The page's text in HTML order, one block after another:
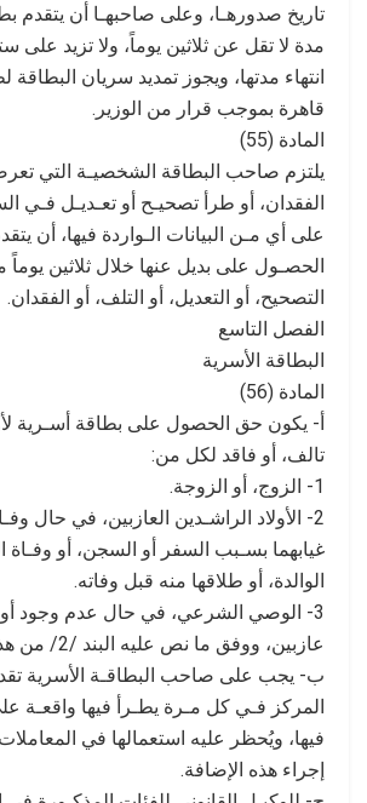
تاريخ صدورهـا، وعلى صاحبهـا أن يتقدم
مدة لا تقل عن ثلاثين يوماً، ولا تزيد على
انتهاء مدتها، ويجوز تمديد سريان
قاهرة بموجب قرار من الوزير.
المادة (55)
يلتزم صاحب البطاقة الشخصيـة التي
الفقدان، أو طرأ تصحيـح أو تعـديـل فـي
على أي مـن البيانات الـواردة فيها، أن
الحصـول على بديل عنها خلال ثلاثين
التصحيح، أو التعديل، أو التلف، أو الفقدان.
الفصل التاسع
البطاقة الأسرية
المادة (56)
أ- يكون حق الحصول على بطاقة أسـرية
تالف، أو فاقد لكل من:
1- الزوج، أو الزوجة.
2- الأولاد الراشـدين العازبين، في حال
غيابهما بسـبب السفر أو السجن، أو وفـاة
الوالدة، أو طلاقها منه قبل وفاته.
3- الوصي الشرعي، في حال عدم وجود
عازبين، ووفق ما نص عليه البند /2/ من هذه الفقرة.
ب- يجب على صاحب البطاقـة الأسرية
المركز فـي كل مـرة يطـرأ فيها واقعـة
فيها، ويُحظر عليه استعمالها في
إجراء هذه الإضافة.